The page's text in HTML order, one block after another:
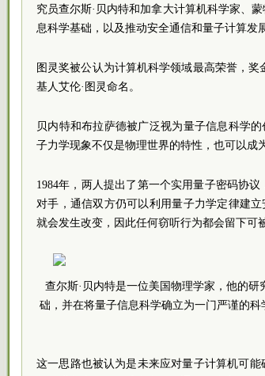
究员查尔斯·贝内特和加拿大计算机科学家、
息科学基础，以及推动安全通信和量子计算发
图灵奖被公认为计算机科学领域最高荣誉，
基人艾伦·图灵命名。
贝内特和布拉萨德被广泛视为量子信息科学
子力学现象不仅是物理世界的特性，也可以成
1984年，两人提出了第一个实用量子密码协
对手，通信双方仍可以利用量子力学定律建
就会发生改变，因此任何窃听行为都会留下可
查尔斯·贝内特是一位美国物理学家，他的
础，并在将量子信息科学确立为一门严谨的
这一思路也被认为是未来应对量子计算机可